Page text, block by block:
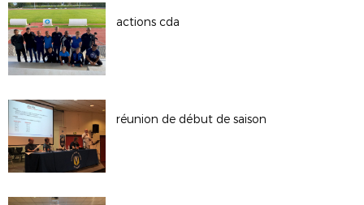
actions cda
réunion de début de saison